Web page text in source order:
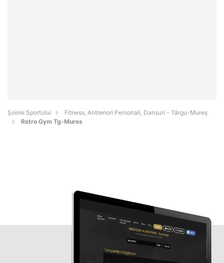
Șoimii Sportului
Fitness, Antrenori Personali, Dansuri - Târgu-Mureş
Retro Gym Tg-Mures